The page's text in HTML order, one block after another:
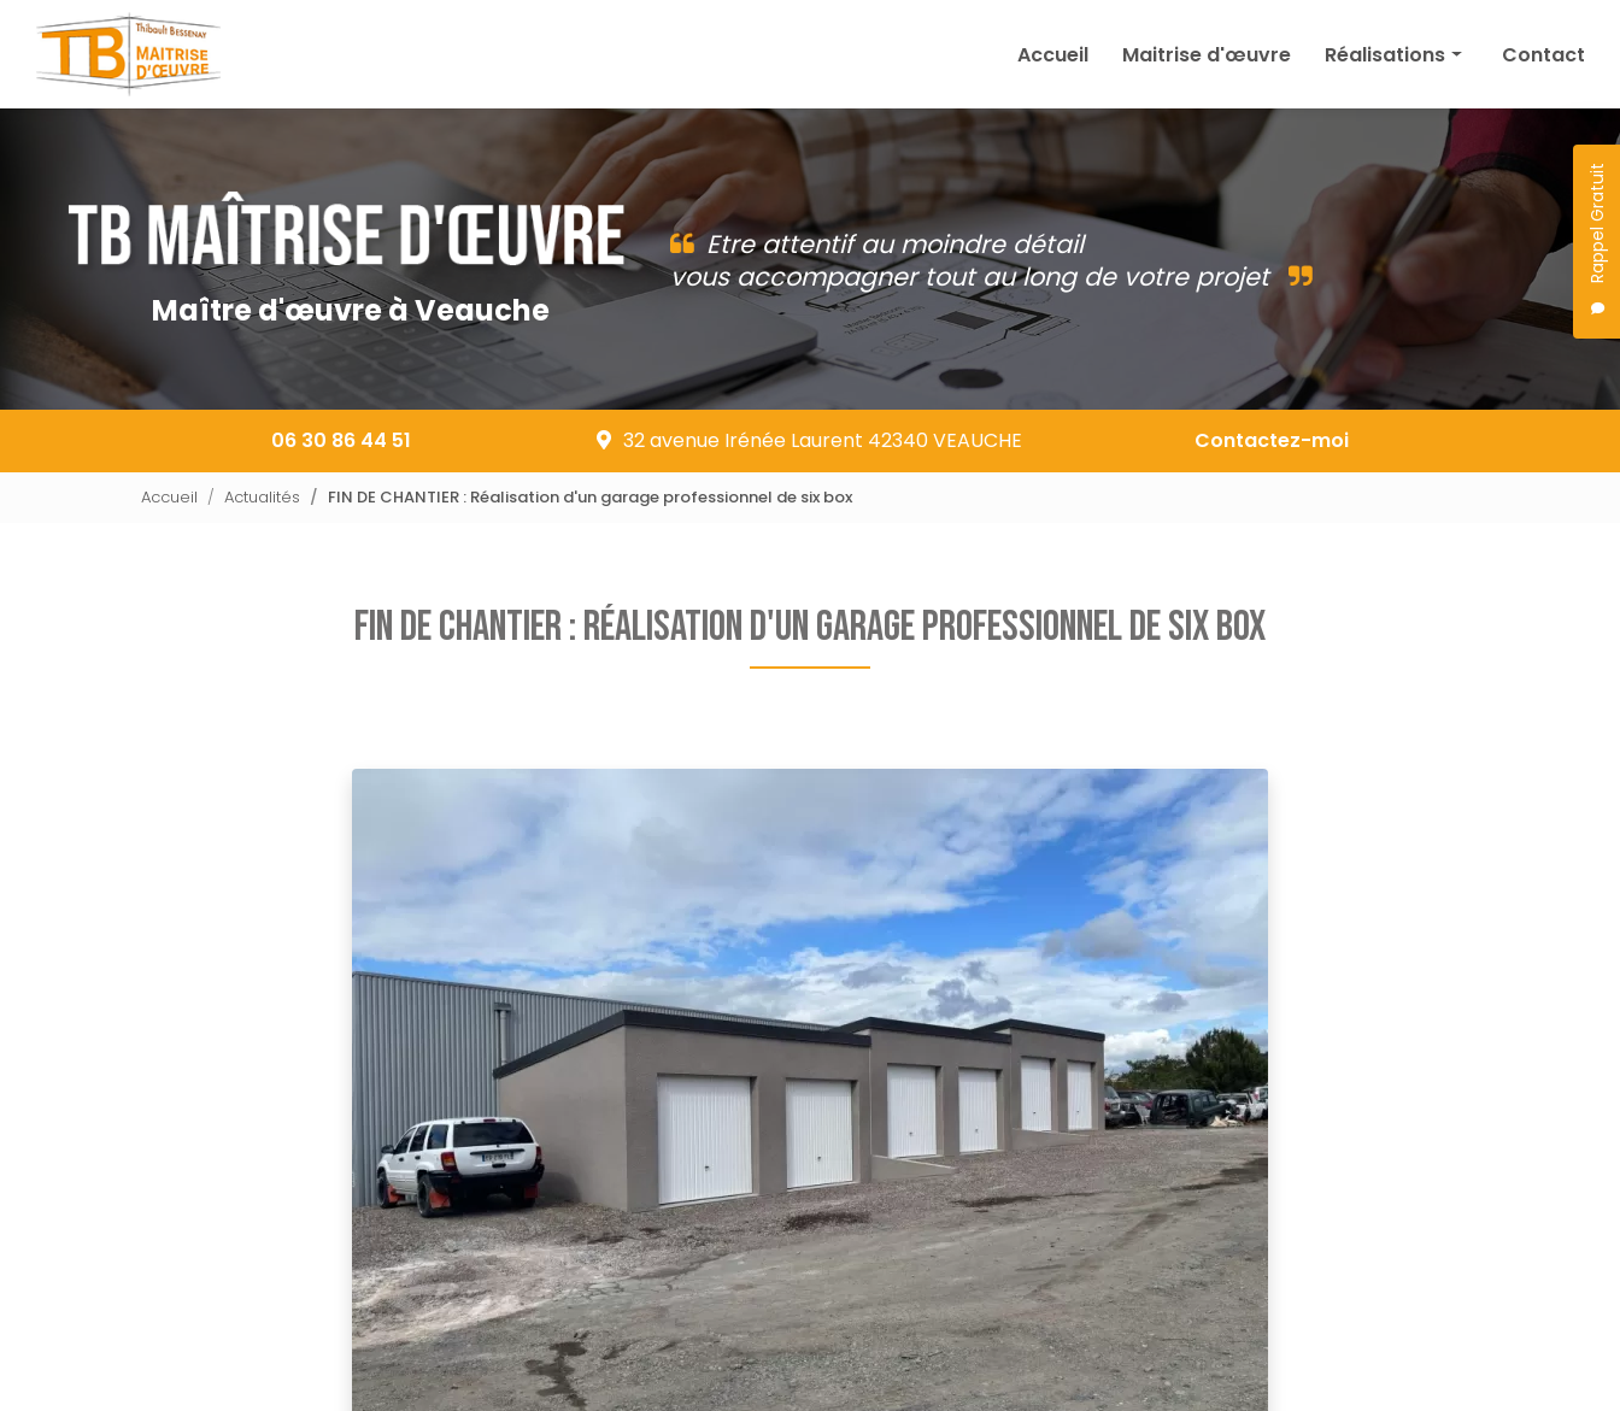
contenu
principal
Rappel Gratuit
Accueil
Maitrise d'œuvre Réalisations
Agrandissement
Permis de construire
Autres
Projet en cours
Contact
Maître d'œuvre à Veauche
Etre attentif au moindre détail
vous accompagner tout au long de votre projet
06 30 86 44 51 32 avenue Irénée Laurent 42340 VEAUCHE Contactez-moi
Accueil Actualités FIN DE CHANTIER : Réalisation d'un garage professionnel de six box
FIN DE CHANTIER : Réalisation d'un garage professionnel de six box